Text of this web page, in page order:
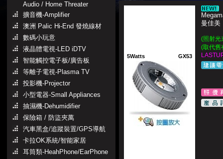
Audio / Home Threater
擴音機-Amplifier
澳洲 Palic Hi-End 發燒線材
數碼小玩意
液晶體電視-LED iDTV
智能觸控電子板/廣告板
等離子電視-Plasma TV
投影機-Projector
小型電器-Small Appliances
抽濕機-Dehumidifier
保險箱 / 防盜夾萬
汽車黑盒/追蹤裝置/GPS導航
卡拉OK系統/智能家居
耳筒類-HeahPhone/EarPhone
5Watts GX53
曼佳美
(照射光
(取代舊